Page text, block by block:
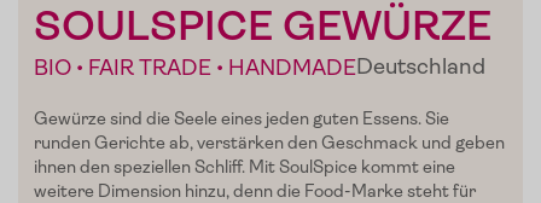
Home
Zum Shop
SOULSPICE GEWÜRZE
BIO • FAIR TRADE • HANDMADEDeutschland
Gewürze sind die Seele eines jeden guten Essens. Sie
runden Gerichte ab, verstärken den Geschmack und geben
ihnen den speziellen Schliff. Mit SoulSpice kommt eine
weitere Dimension hinzu, denn die Food-Marke steht für